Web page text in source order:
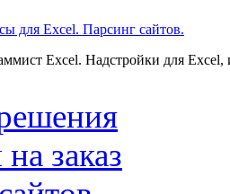
для Excel. Парсинг сайтов.
Excel. Надстройки для Excel,
заказ